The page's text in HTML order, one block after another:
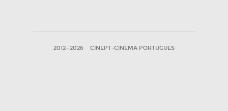
2012—2026 CINEPT-CINEMA PORTUGUES